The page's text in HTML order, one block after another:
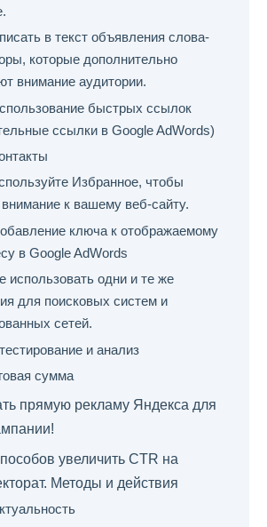
в текст объявления слова-
которые дополнительно
внимание аудитории.
быстрых ссылок
ссылки в Google AdWords)
Избранное, чтобы
к вашему веб-сайту.
ключа к отображаемому
в Google AdWords
использовать одни и те же
для поисковых систем и
сетей.
и анализ
сумма
прямую рекламу Яндекса для
увеличить CTR на
Методы и действия